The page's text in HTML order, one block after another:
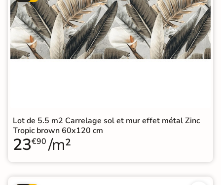
Lot de 5.5 m2 Carrelage sol et mur effet métal Zinc
Tropic brown 60x120 cm
23€90 /m²